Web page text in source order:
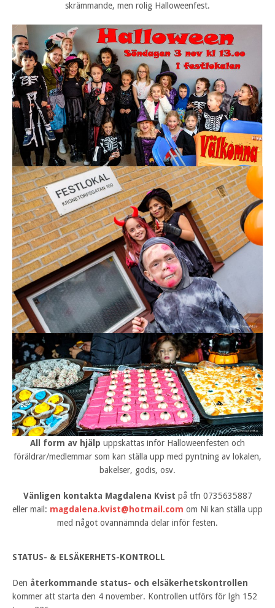
skrämmande, men rolig Halloweenfest.
All form av hjälp uppskattas inför Halloweenfesten och
föräldrar/medlemmar som kan ställa upp med pyntning av lokalen,
bakelser, godis, osv.
Vänligen kontakta Magdalena Kvist på tfn 0735635887
eller mail: magdalena.kvist@hotmail.com om Ni kan ställa upp
med något ovannämnda delar inför festen.
STATUS- & ELSÄKERHETS-KONTROLL
Den återkommande status- och elsäkerhetskontrollen
kommer att starta den 4 november. Kontrollen utförs för lgh 152